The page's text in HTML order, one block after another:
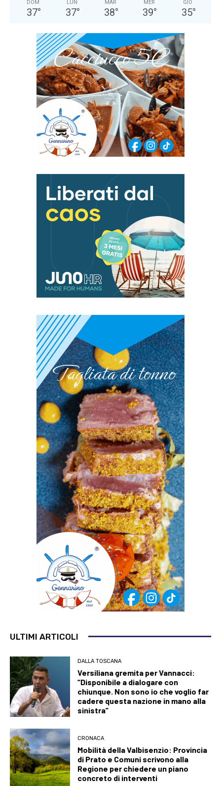
DOM
37°
LUN
37°
MAR
38°
MER
39°
GIO
35°
ULTIMI ARTICOLI
DALLA TOSCANA
Versiliana gremita per Vannacci:
“Disponibile a dialogare con
chiunque. Non sono io che voglio far
cadere questa nazione in mano alla
sinistra”
CRONACA
Mobilità della Valbisenzio: Provincia
di Prato e Comuni scrivono alla
Regione per chiedere un piano
concreto di interventi